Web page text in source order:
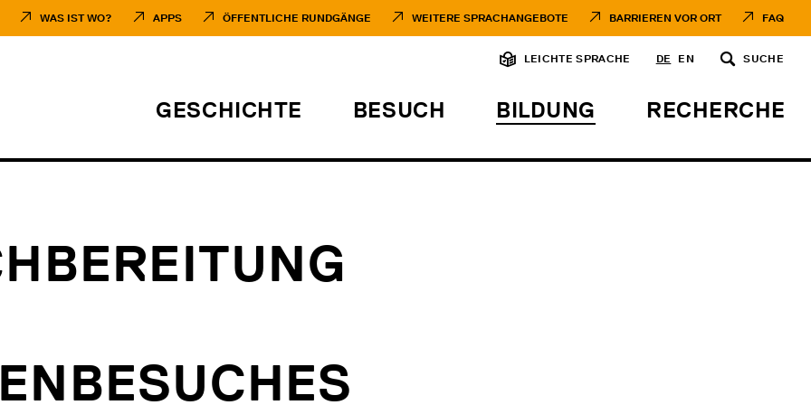
WAS IST WO? APPS ÖFFENTLICHE RUNDGÄNGE WEITERE SPRACHANGEBOTE BARRIEREN VOR ORT FAQ
LEICHTE SPRACHE DE EN SUCHE
GESCHICHTE BESUCH BILDUNG RECHERCHE